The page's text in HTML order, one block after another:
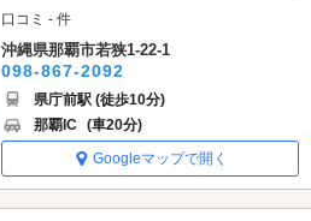
口コミ - 件
沖縄県那覇市若狭1-22-1
098-867-2092
県庁前駅 (徒歩10分)
那覇IC (車20分)
Googleマップで開く